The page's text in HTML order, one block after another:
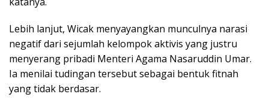
Lebih lanjut, Wicak menyayangkan munculnya narasi
negatif dari sejumlah kelompok aktivis yang justru
menyerang pribadi Menteri Agama Nasaruddin Umar.
Ia menilai tudingan tersebut sebagai bentuk fitnah
yang tidak berdasar.